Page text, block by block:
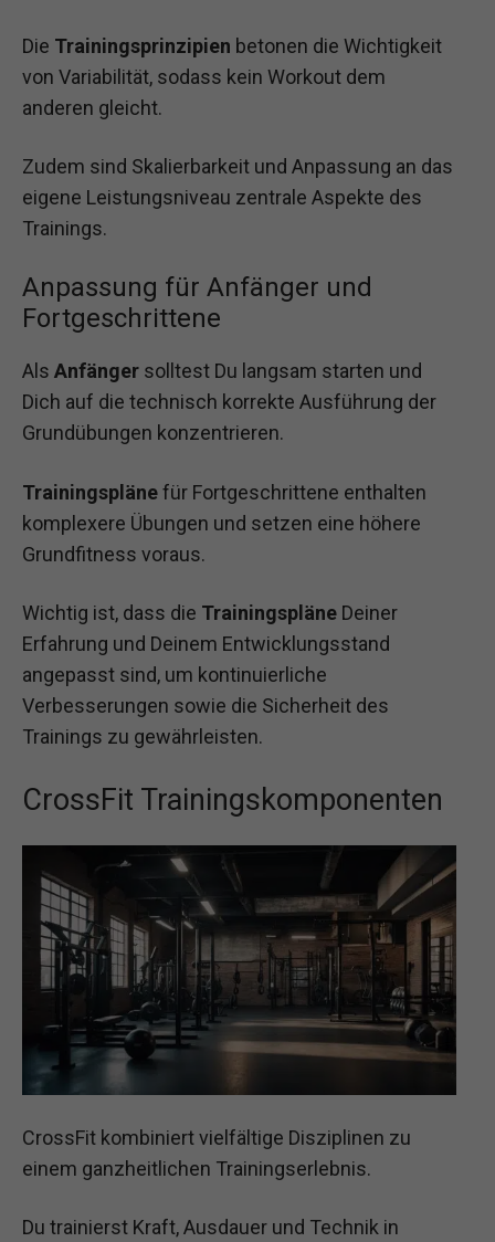
Die Trainingsprinzipien betonen die Wichtigkeit
von Variabilität, sodass kein Workout dem
anderen gleicht.
Zudem sind Skalierbarkeit und Anpassung an das
eigene Leistungsniveau zentrale Aspekte des
Trainings.
Anpassung für Anfänger und
Fortgeschrittene
Als Anfänger solltest Du langsam starten und
Dich auf die technisch korrekte Ausführung der
Grundübungen konzentrieren.
Trainingsplänefür Fortgeschrittene enthalten
komplexere Übungen und setzen eine höhere
Grundfitness voraus.
Wichtig ist, dass die Trainingspläne Deiner
Erfahrung und Deinem Entwicklungsstand
angepasst sind, um kontinuierliche
Verbesserungen sowie die Sicherheit des
Trainings zu gewährleisten.
CrossFit Trainingskomponenten
CrossFit kombiniert vielfältige Disziplinen zu
einem ganzheitlichen Trainingserlebnis.
Du trainierst Kraft, Ausdauer und Technik in